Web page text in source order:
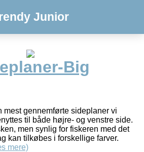
Junior
Big
mest gennemførte sideplaner vi
til både højre- og venstre side.
men synlig for fiskeren med det
kan tilkøbes i forskellige farver.
mere)